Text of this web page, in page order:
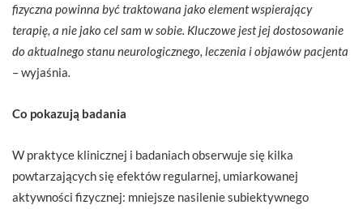
fizyczna powinna być traktowana jako element wspierający
terapię, a nie jako cel sam w sobie. Kluczowe jest jej dostosowanie
do aktualnego stanu neurologicznego, leczenia i objawów pacjenta
– wyjaśnia
Co pokazują badania
W praktyce klinicznej i badaniach obserwuje się kilka
powtarzających się efektów regularnej, umiarkowanej
aktywności fizycznej: mniejsze nasilenie subiektywnego